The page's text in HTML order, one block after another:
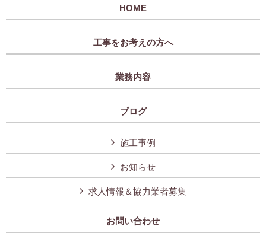
HOME
工事をお考えの方へ
業務内容
ブログ
施工事例
お知らせ
求人情報＆協力業者募集
お問い合わせ